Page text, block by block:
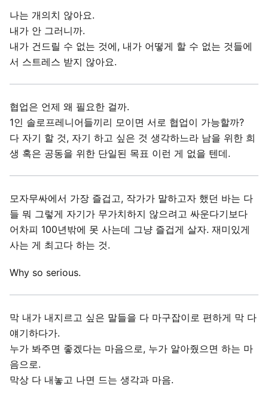
나는 개의치 않아요.
내가 안 그러니까.
내가 건드릴 수 없는 것에, 내가 어떻게 할 수 없는 것들에
서 스트레스 받지 않아요.
협업은 언제 왜 필요한 걸까.
1인 솔로프레니어들끼리 모이면 서로 협업이 가능할까?
다 자기 할 것, 자기 하고 싶은 것 생각하느라 남을 위한 희
생 혹은 공동을 위한 단일된 목표 이런 게 없을 텐데.
모자무싸에서 가장 즐겁고, 작가가 말하고자 했던 바는 다
들 뭐 그렇게 자기가 무가치하지 않으려고 싸운다기보다
어차피 100년밖에 못 사는데 그냥 즐겁게 살자. 재미있게
사는 게 최고다 하는 것.
Why so serious.
막 내가 내지르고 싶은 말들을 다 마구잡이로 편하게 막 다
얘기하다가.
누가 봐주면 좋겠다는 마음으로, 누가 알아줬으면 하는 마
음으로.
막상 다 내놓고 나면 드는 생각과 마음.